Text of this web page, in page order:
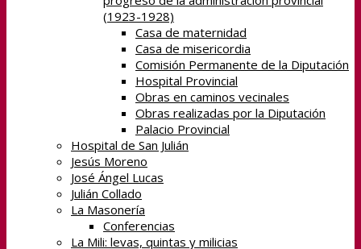
(1923-1928)
Casa de maternidad
Casa de misericordia
Comisión Permanente de la Diputación
Hospital Provincial
Obras en caminos vecinales
Obras realizadas por la Diputación
Palacio Provincial
Hospital de San Julián
Jesús Moreno
José Ángel Lucas
Julián Collado
La Masonería
Conferencias
La Mili: levas, quintas y milicias